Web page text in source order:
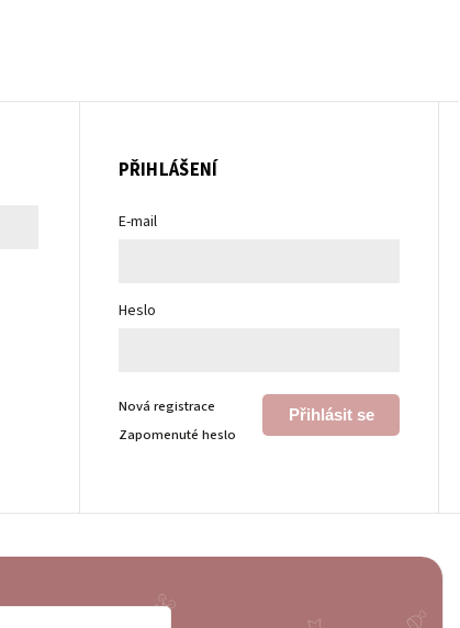
PŘIHLÁŠENÍ
E-mail
Heslo
Přihlásit se
Nová registrace
Zapomenuté heslo